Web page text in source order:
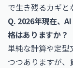
で生き残るカギと
Q. 2026年現在、
格はありますか？
単純な計算や定型
つつありますが